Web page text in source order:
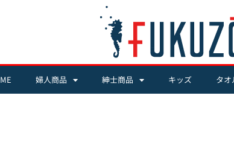
婦人商品 紳士商品 キッズ タ